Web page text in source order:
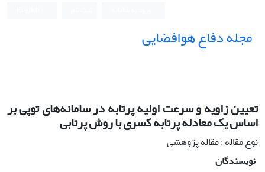
مجله دفاع هوافضایی
تعیین زاویه و سرعت اولیه پرتابه در سامانه‌های توپی بر
اساس یک معادله پرتابه کسری با روش پرتابی
نوع مقاله : مقاله پژوهشی
نویسندگان